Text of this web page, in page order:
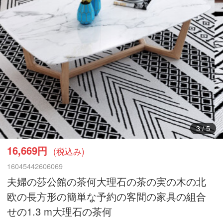
3/5
16,669円 (税込み)
16045442606069
夫婦の莎公館の茶何大理石の茶の実の木の北
欧の長方形の簡単な予約の客間の家具の組合
せの1.3 m大理石の茶何